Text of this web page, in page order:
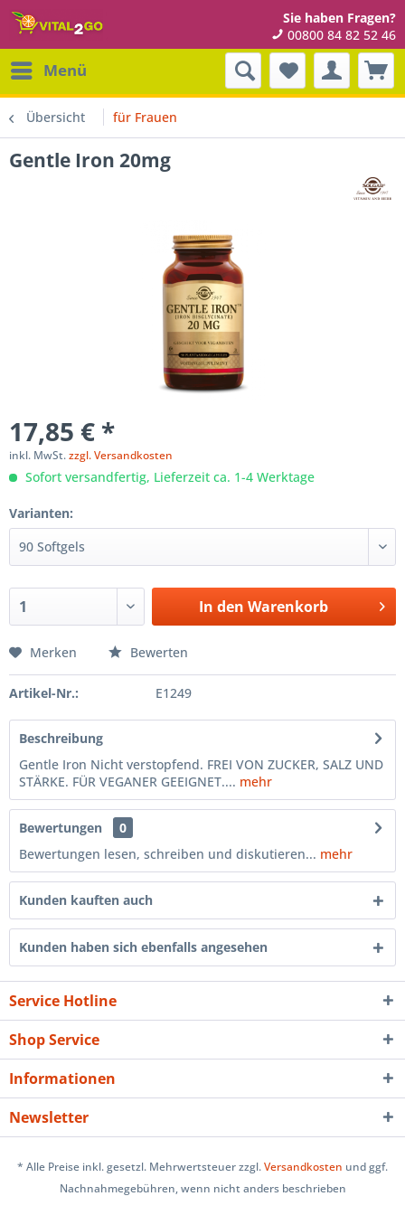
Sie haben Fragen?
00800 84 82 52 46
Menü
Übersicht für Frauen
Gentle Iron 20mg
17,85 € *
inkl. MwSt.zzgl. Versandkosten
Sofort versandfertig, Lieferzeit ca. 1-4 Werktage
Varianten:
In den Warenkorb
Merken Bewerten
Artikel-Nr.: E1249
Beschreibung
Gentle Iron Nicht verstopfend. FREI VON ZUCKER, SALZ UND
STÄRKE. FÜR VEGANER GEEIGNET.... mehr
Bewertungen
0
Bewertungen lesen, schreiben und diskutieren... mehr
Kunden kauften auch
Kunden haben sich ebenfalls angesehen
Service Hotline
Shop Service
Informationen
Newsletter
* Alle Preise inkl. gesetzl. Mehrwertsteuer zzgl.Versandkosten und ggf.
Nachnahmegebühren, wenn nicht anders beschrieben